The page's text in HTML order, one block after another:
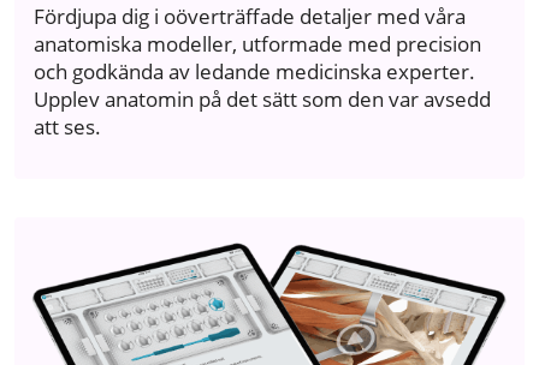
Fördjupa dig i oöverträffade detaljer med våra
anatomiska modeller, utformade med precision
och godkända av ledande medicinska experter.
Upplev anatomin på det sätt som den var avsedd
att ses.